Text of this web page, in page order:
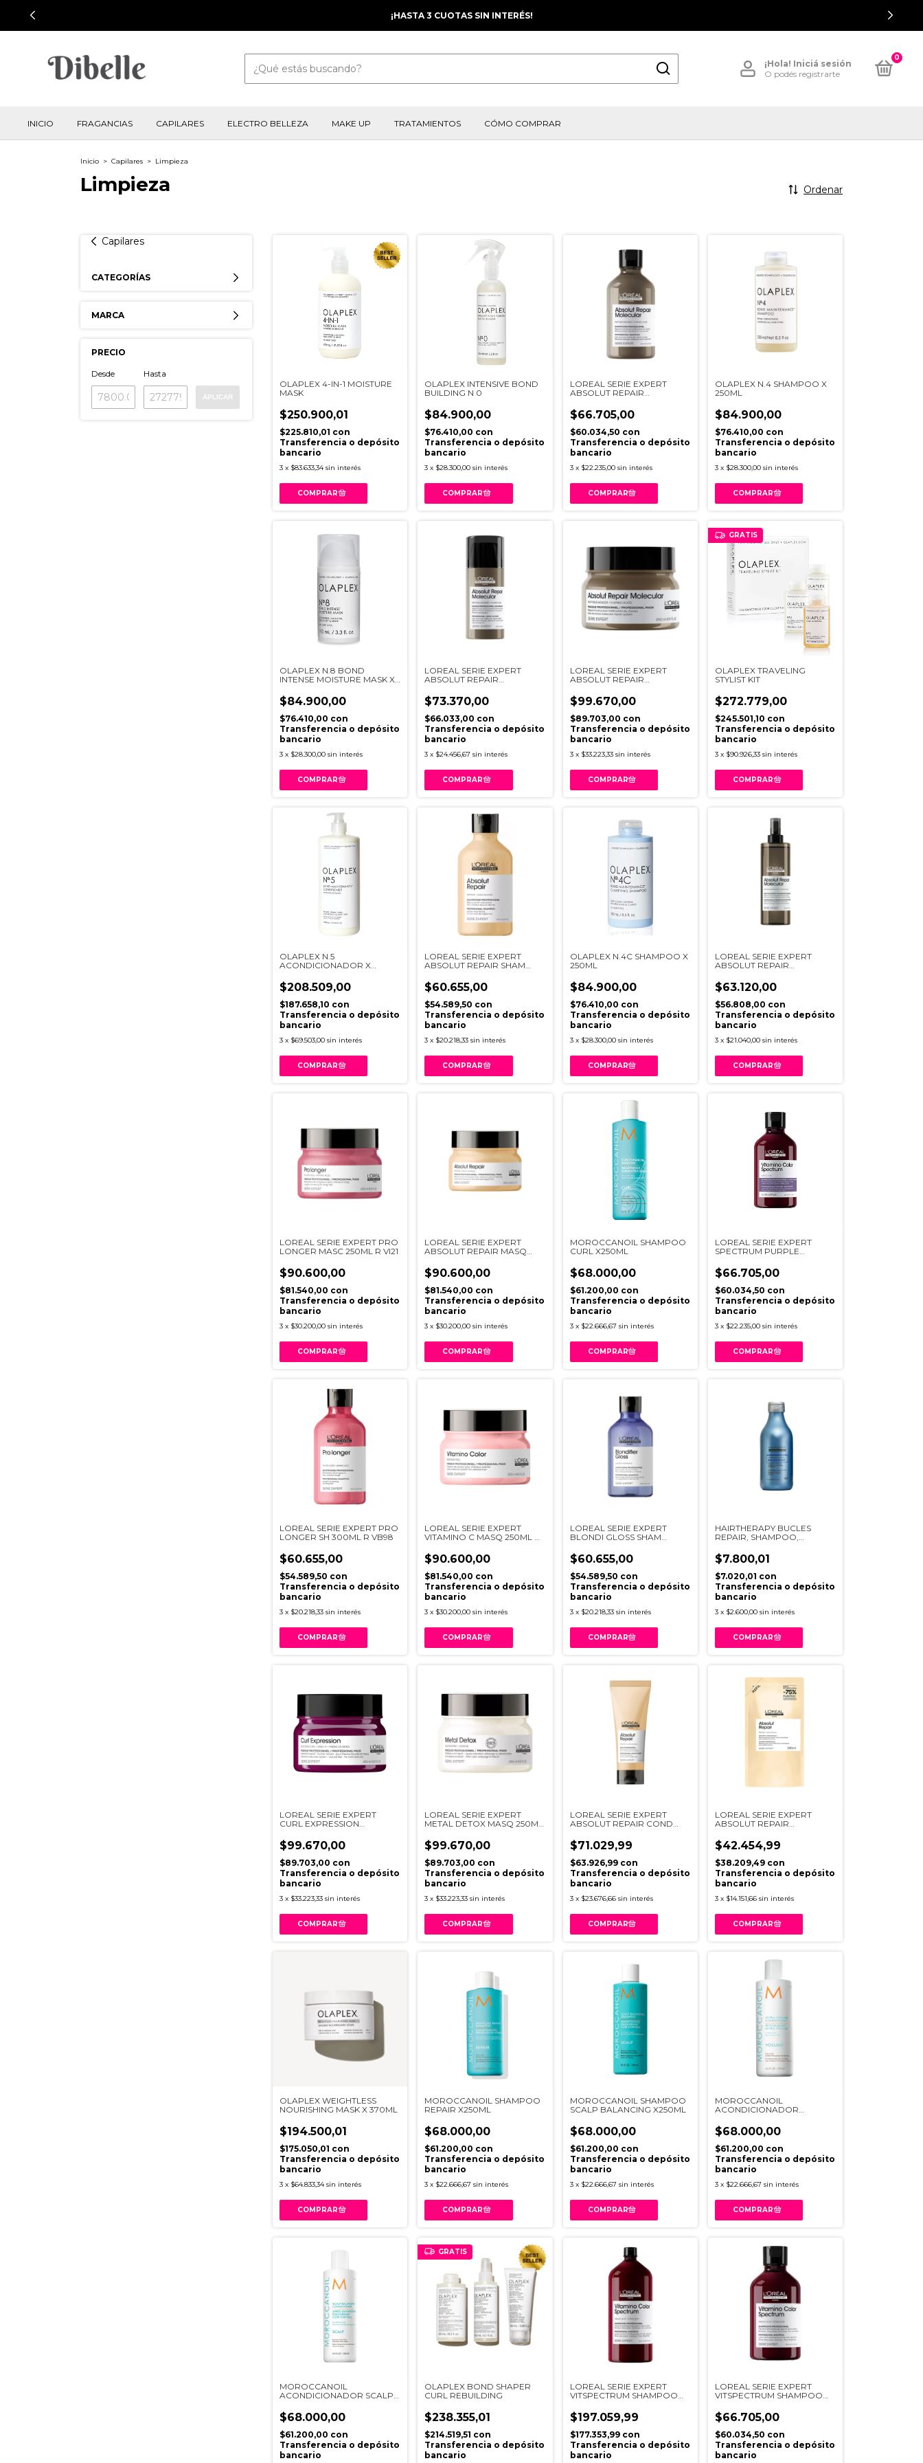
ENVIO GRÁTIS A TODO EL PAÍS A PARTIR DE LOS $200.000
¡Hola! Iniciá sesión
O podés registrarte
0
INICIO FRAGANCIAS CAPILARES ELECTRO BELLEZA MAKE UP TRATAMIENTOS CÓMO COMPRAR
Inicio > Capilares > Limpieza
Limpieza Ordenar
Capilares
CATEGORÍAS
MARCA
PRECIO
Desde Hasta
APLICAR
OLAPLEX 4-IN-1 MOISTURE
MASK
$250.900,01
$225.810,01 con
Transferencia o depósito
bancario
3 x $83.633,34 sin interés
OLAPLEX INTENSIVE BOND
BUILDING N 0
$84.900,00
$76.410,00 con
Transferencia o depósito
bancario
3 x $28.300,00 sin interés
LOREAL SERIE EXPERT
ABSOLUT REPAIR
300ML V034
$66.705,00
$60.034,50 con
Transferencia o depósito
bancario
3 x $22.235,00 sin interés
OLAPLEX N.4 SHAMPOO X
250ML
$84.900,00
$76.410,00 con
Transferencia o depósito
bancario
3 x $28.300,00 sin interés
OLAPLEX N.8 BOND
INTENSE MOISTURE MASK X
$84.900,00
$76.410,00 con
Transferencia o depósito
bancario
3 x $28.300,00 sin interés
LOREAL SERIE EXPERT
ABSOLUT REPAIR
MASK 100ML
$73.370,00
$66.033,00 con
Transferencia o depósito
bancario
3 x $24.456,67 sin interés
LOREAL SERIE EXPERT
ABSOLUT REPAIR
250ML
$99.670,00
$89.703,00 con
Transferencia o depósito
bancario
3 x $33.223,33 sin interés
GRATIS
OLAPLEX TRAVELING
STYLIST KIT
$272.779,00
$245.501,10 con
Transferencia o depósito
bancario
3 x $90.926,33 sin interés
OLAPLEX N.5
ACONDICIONADOR X
$208.509,00
$187.658,10 con
Transferencia o depósito
bancario
3 x $69.503,00 sin interés
LOREAL SERIE EXPERT
ABSOLUT REPAIR SHAM
$60.655,00
$54.589,50 con
Transferencia o depósito
bancario
3 x $20.218,33 sin interés
OLAPLEX N.4C SHAMPOO X
250ML
$84.900,00
$76.410,00 con
Transferencia o depósito
bancario
3 x $28.300,00 sin interés
LOREAL SERIE EXPERT
ABSOLUT REPAIR
TRATAMIENTO 190ML V034
$63.120,00
$56.808,00 con
Transferencia o depósito
bancario
3 x $21.040,00 sin interés
LOREAL SERIE EXPERT PRO
LONGER MASC 250ML R VI21
$90.600,00
$81.540,00 con
Transferencia o depósito
bancario
3 x $30.200,00 sin interés
LOREAL SERIE EXPERT
ABSOLUT REPAIR MASQ
$90.600,00
$81.540,00 con
Transferencia o depósito
bancario
3 x $30.200,00 sin interés
MOROCCANOIL SHAMPOO
CURL X250ML
$68.000,00
$61.200,00 con
Transferencia o depósito
bancario
3 x $22.666,67 sin interés
LOREAL SERIE EXPERT
SPECTRUM PURPLE
$66.705,00
$60.034,50 con
Transferencia o depósito
bancario
3 x $22.235,00 sin interés
LOREAL SERIE EXPERT PRO
LONGER SH 300ML R VB98
$60.655,00
$54.589,50 con
Transferencia o depósito
bancario
3 x $20.218,33 sin interés
LOREAL SERIE EXPERT
VITAMINO C MASQ 250ML R
$90.600,00
$81.540,00 con
Transferencia o depósito
bancario
3 x $30.200,00 sin interés
LOREAL SERIE EXPERT
BLONDI GLOSS SHAM
$60.655,00
$54.589,50 con
Transferencia o depósito
bancario
3 x $20.218,33 sin interés
HAIRTHERAPY BUCLES
REPAIR, SHAMPOO,
300ML
$7.800,01
$7.020,01 con
Transferencia o depósito
bancario
3 x $2.600,00 sin interés
LOREAL SERIE EXPERT
CURL EXPRESSION
$99.670,00
$89.703,00 con
Transferencia o depósito
bancario
3 x $33.223,33 sin interés
LOREAL SERIE EXPERT
METAL DETOX MASQ 250ML
$99.670,00
$89.703,00 con
Transferencia o depósito
bancario
3 x $33.223,33 sin interés
LOREAL SERIE EXPERT
ABSOLUT REPAIR COND
$71.029,99
$63.926,99 con
Transferencia o depósito
bancario
3 x $23.676,66 sin interés
LOREAL SERIE EXPERT
ABSOLUT REPAIR
$42.454,99
$38.209,49 con
Transferencia o depósito
bancario
3 x $14.151,66 sin interés
OLAPLEX WEIGHTLESS
NOURISHING MASK X 370ML
$194.500,01
$175.050,01 con
Transferencia o depósito
bancario
3 x $64.833,34 sin interés
MOROCCANOIL SHAMPOO
REPAIR X250ML
$68.000,00
$61.200,00 con
Transferencia o depósito
bancario
3 x $22.666,67 sin interés
MOROCCANOIL SHAMPOO
SCALP BALANCING X250ML
$68.000,00
$61.200,00 con
Transferencia o depósito
bancario
3 x $22.666,67 sin interés
MOROCCANOIL
ACONDICIONADOR
$68.000,00
$61.200,00 con
Transferencia o depósito
bancario
3 x $22.666,67 sin interés
MOROCCANOIL
ACONDICIONADOR SCALP
$68.000,00
$61.200,00 con
Transferencia o depósito
bancario
GRATIS
OLAPLEX BOND SHAPER
CURL REBUILDING
$238.355,01
$214.519,51 con
Transferencia o depósito
bancario
LOREAL SERIE EXPERT
VITSPECTRUM SHAMPOO
$197.059,99
$177.353,99 con
Transferencia o depósito
bancario
LOREAL SERIE EXPERT
VITSPECTRUM SHAMPOO
$66.705,00
$60.034,50 con
Transferencia o depósito
bancario